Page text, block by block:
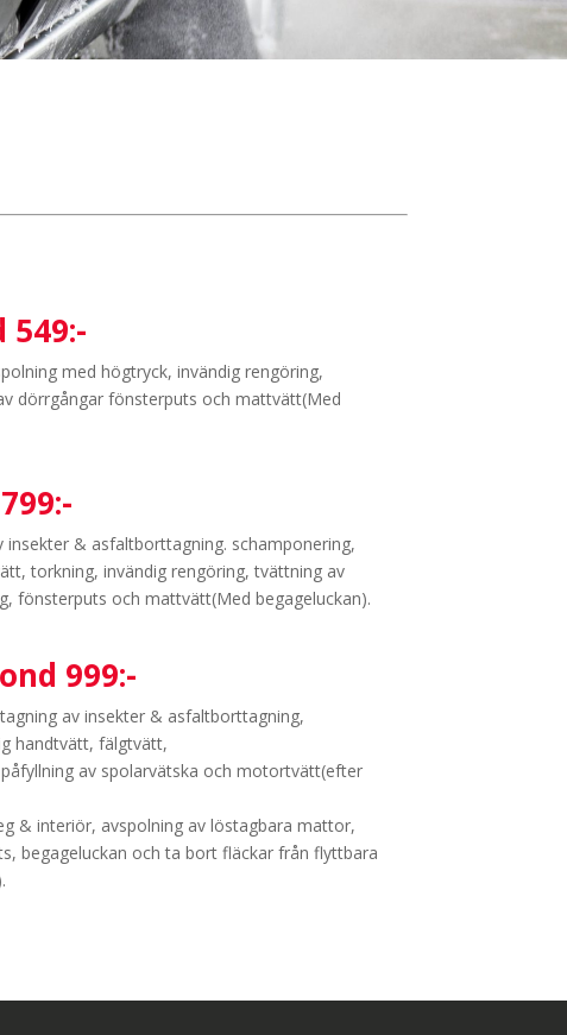
549:-
med högtryck, invändig rengöring,
dörrgångar fönsterputs och mattvätt(Med
& asfaltborttagning. schamponering,
torkning, invändig rengöring, tvättning av
fönsterputs och mattvätt(Med begageluckan).
999:-
av insekter & asfaltborttagning,
handtvätt, fälgtvätt,
av spolarvätska och motortvätt(efter
& interiör, avspolning av löstagbara mattor,
begageluckan och ta bort fläckar från flyttbara